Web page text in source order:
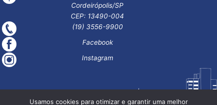
Cordeirópolis/SP
CEP: 13490-004
(19) 3556-9900
Facebook
Instagram
Usamos cookies para otimizar e garantir uma melhor